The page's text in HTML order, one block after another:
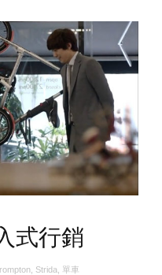
式行銷
Strida 單車